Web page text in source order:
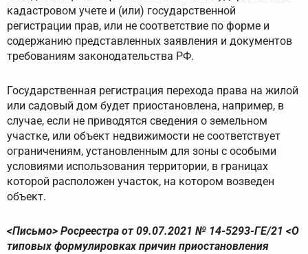
кадастровом учете и (или) государственной
регистрации прав, или не соответствие по форме и
содержанию представленных заявления и документов
требованиям законодательства РФ.
Государственная регистрация перехода права на жилой
или садовый дом будет приостановлена, например, в
случае, если не приводятся сведения о земельном
участке, или объект недвижимости не соответствует
ограничениям, установленным для зоны с особыми
условиями использования территории, в границах
которой расположен участок, на котором возведен
объект.
<Письмо> Росреестра от 09.07.2021 № 14-5293-ГЕ/21 <О
типовых формулировках причин приостановления